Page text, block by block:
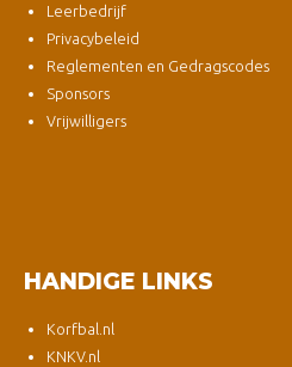
Leerbedrijf
Privacybeleid
Reglementen en Gedragscodes
Sponsors
Vrijwilligers
HANDIGE LINKS
Korfbal.nl
KNKV.nl